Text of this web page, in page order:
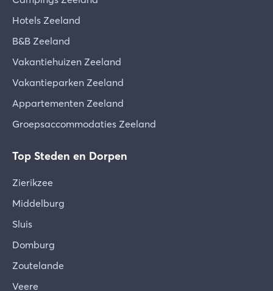
Hotels Zeeland
B&B Zeeland
Vakantiehuizen Zeeland
Vakantieparken Zeeland
Appartementen Zeeland
Groepsaccommodaties Zeeland
Top Steden en Dorpen
Zierikzee
Middelburg
Sluis
Domburg
Zoutelande
Veere